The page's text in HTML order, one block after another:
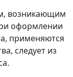
возникающим
оформлении
применяются
следует из